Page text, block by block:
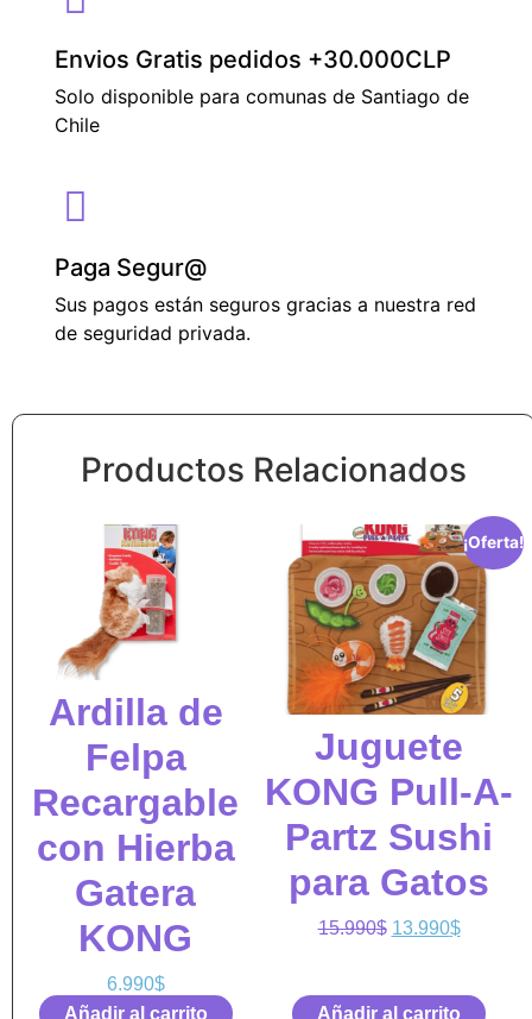
Envios Gratis pedidos +30.000CLP
Solo disponible para comunas de Santiago de
Chile
Paga Segur@
Sus pagos están seguros gracias a nuestra red
de seguridad privada.
Productos Relacionados
Ardilla de
Felpa
Recargable
con Hierba
Gatera
KONG
6.990$
Añadir al carrito
¡Oferta!
Juguete
KONG Pull-A-
Partz Sushi
para Gatos
15.990$ 13.990$
Añadir al carrito